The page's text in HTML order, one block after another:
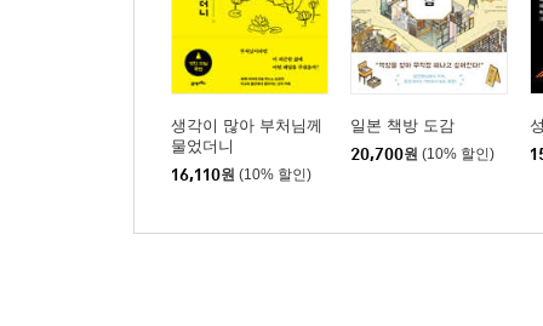
니주 데시벨 | 심야의 옛 병원에서 책에 빠져드는
리단 딧 | 레트로한 건물의 정취를 재편집한 세 개
기스이쿠코 | 셀프 건축으로 끊임없이 변화하는 호
로바노책방 | 산속 외양간을 활력과 재치로 셀프 리
책방 루누강가 | 큰 계단에서부터 선반까지, 책과
서방 도밍고 | 아이들의 호기심을 불러일으키는 동
생각이 많아 부처님께
물었더니
16,110원 (10% 할인)
일본 책방 도감
20,700원 (10% 할인)